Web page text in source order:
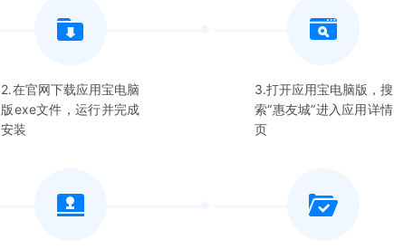
2.在官网下载应用宝电脑
版exe文件，运行并完成
安装
3.打开应用宝电脑版，搜
索“惠友城”进入应用详情
页